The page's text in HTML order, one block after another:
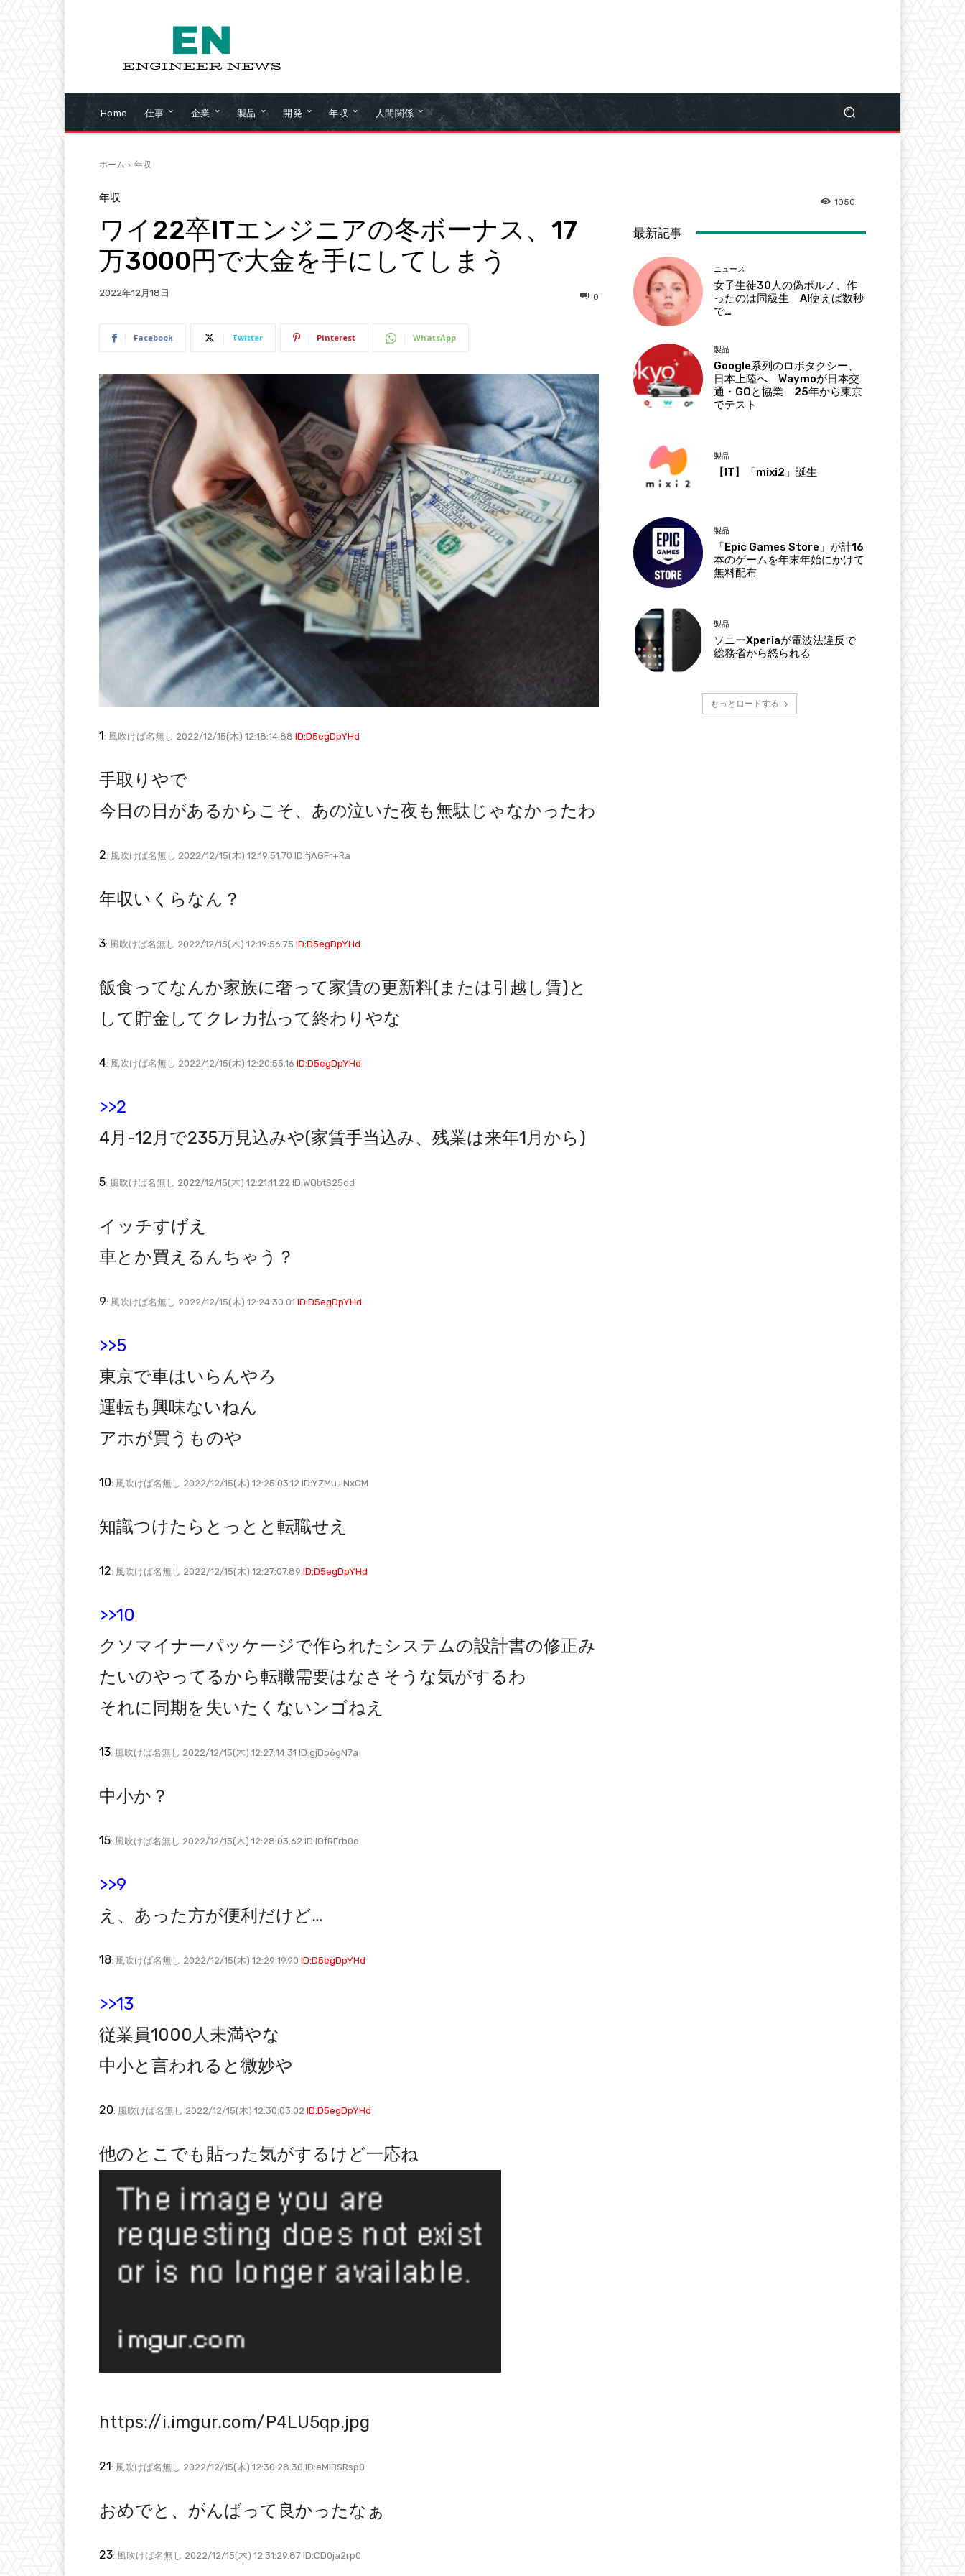
Home 仕事 企業 製品 開発 年収 人間関係
ホーム 年収
年収
ワイ22卒ITエンジニアの冬ボーナス、17
万3000円で大金を手にしてしまう
2022年12月18日 0
Facebook Twitter Pinterest WhatsApp
1: 風吹けば名無し 2022/12/15(木) 12:18:14.88 ID:D5egDpYHd
手取りやで
今日の日があるからこそ、あの泣いた夜も無駄じゃなかったわ
2: 風吹けば名無し 2022/12/15(木) 12:19:51.70 ID:fjAGFr+Ra
年収いくらなん？
3: 風吹けば名無し 2022/12/15(木) 12:19:56.75 ID:D5egDpYHd
飯食ってなんか家族に奢って家賃の更新料(または引越し賃)と
して貯金してクレカ払って終わりやな
4: 風吹けば名無し 2022/12/15(木) 12:20:55.16 ID:D5egDpYHd
>>2
4月-12月で235万見込みや(家賃手当込み、残業は来年1月から)
5: 風吹けば名無し 2022/12/15(木) 12:21:11.22 ID:WQbtS25od
イッチすげえ
車とか買えるんちゃう？
9: 風吹けば名無し 2022/12/15(木) 12:24:30.01 ID:D5egDpYHd
>>5
東京で車はいらんやろ
運転も興味ないねん
アホが買うものや
10: 風吹けば名無し 2022/12/15(木) 12:25:03.12 ID:YZMu+NxCM
知識つけたらとっとと転職せえ
12: 風吹けば名無し 2022/12/15(木) 12:27:07.89 ID:D5egDpYHd
>>10
クソマイナーパッケージで作られたシステムの設計書の修正み
たいのやってるから転職需要はなさそうな気がするわ
それに同期を失いたくないンゴねえ
13: 風吹けば名無し 2022/12/15(木) 12:27:14.31 ID:gjDb6gN7a
中小か？
15: 風吹けば名無し 2022/12/15(木) 12:28:03.62 ID:IOfRFrb0d
>>9
え、あった方が便利だけど…
18: 風吹けば名無し 2022/12/15(木) 12:29:19.90 ID:D5egDpYHd
>>13
従業員1000人未満やな
中小と言われると微妙や
20: 風吹けば名無し 2022/12/15(木) 12:30:03.02 ID:D5egDpYHd
他のとこでも貼った気がするけど一応ね
https://i.imgur.com/P4LU5qp.jpg
21: 風吹けば名無し 2022/12/15(木) 12:30:28.30 ID:eMlBSRsp0
おめでと、がんばって良かったなぁ
23: 風吹けば名無し 2022/12/15(木) 12:31:29.87 ID:CD0ja2rp0
1050
最新記事
ニュース
女子生徒30人の偽ポルノ、作
ったのは同級生 AI使えば数秒
で…
製品
Google系列のロボタクシー、
日本上陸へ Waymoが日本交
通・GOと協業 25年から東京
でテスト
製品
【IT】「mixi2」誕生
製品
「Epic Games Store」が計16
本のゲームを年末年始にかけて
無料配布
製品
ソニーXperiaが電波法違反で
総務省から怒られる
もっとロードする